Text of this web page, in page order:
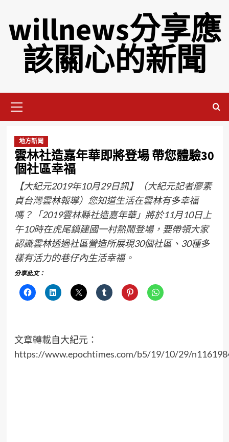
willnews分享應
該關心的新聞
地方新聞
雲林社造嘉年華即將登場 帶您體驗30
個社區幸福
【大紀元2019年10月29日訊】（大紀元記者廖素
貞台灣雲林報導）您知道生活在雲林有多幸福
嗎？「2019雲林縣社造嘉年華」將於11月10日上
午10時在虎尾鎮建國一村熱鬧登場，要帶領大家
認識雲林透過社區營造所展現30個社區、30種多
樣有活力的巷仔內生活幸福。
分享此文：
文章轉載自大紀元：
https://www.epochtimes.com/b5/19/10/29/